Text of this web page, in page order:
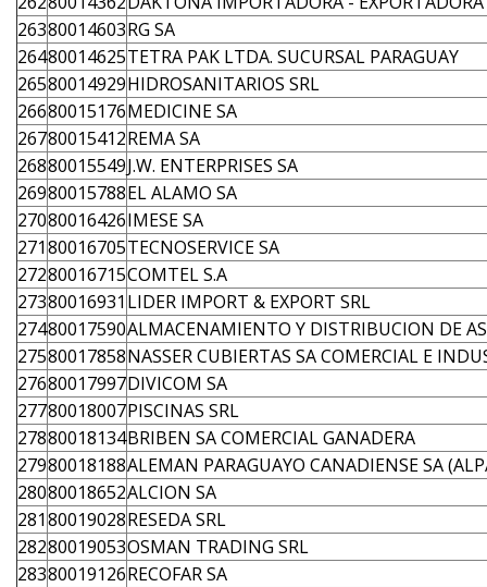
26380014603RG SA
26480014625TETRA PAK LTDA. SUCURSAL PARAGUAY
26580014929HIDROSANITARIOS SRL
26680015176MEDICINE SA
26780015412REMA SA
26880015549J.W. ENTERPRISES SA
26980015788EL ALAMO SA
27080016426IMESE SA
27180016705TECNOSERVICE SA
27280016715COMTEL S.A
27380016931 LIDER IMPORT & EXPORT SRL
27480017590ALMACENAMIENTO Y DISTRIBUCION DE
27580017858NASSER CUBIERTAS SA COMERCIAL E
27680017997DIVICOM SA
27780018007PISCINAS SRL
27880018134BRIBEN SA COMERCIAL GANADERA
27980018188ALEMAN PARAGUAYO CANADIENSE SA
28080018652ALCION SA
28180019028RESEDA SRL
28280019053OSMAN TRADING SRL
28380019126RECOFAR SA